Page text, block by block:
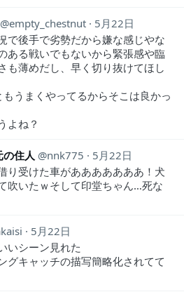
empty_chestnut
5月22日
で後手で劣勢だから嫌な感じやな
ある戦いでもないから緊張感や臨
も薄めだし、早く切り抜けてほし
うまくやってるからそこは良かっ
よね？
住人 nnk775
5月22日
り受けた車があああああああ！犬
吹いたｗそして印堂ちゃん…死な
5月22日
いシーン見れた
グキャッチの描写簡略化されてて